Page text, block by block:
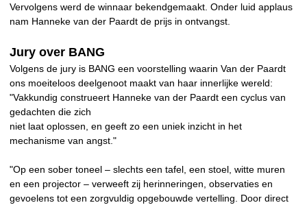
Vervolgens werd de winnaar bekendgemaakt. Onder luid applaus
nam Hanneke van der Paardt de prijs in ontvangst.
Jury over BANG
Volgens de jury is BANG een voorstelling waarin Van der Paardt
ons moeiteloos deelgenoot maakt van haar innerlijke wereld:
"Vakkundig construeert Hanneke van der Paardt een cyclus van
gedachten die zich
niet laat oplossen, en geeft zo een uniek inzicht in het
mechanisme van angst."
"Op een sober toneel – slechts een tafel, een stoel, witte muren
en een projector – verweeft zij herinneringen, observaties en
gevoelens tot een zorgvuldig opgebouwde vertelling. Door direct